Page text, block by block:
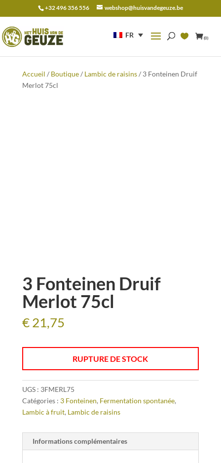
+32 496 356 556 webshop@huisvandegeuze.be
FR (0)
pour :
Accueil / Boutique/ Lambic de raisins/ 3 Fonteinen Druif
Merlot 75cl
3 Fonteinen Druif
Merlot 75cl
€21,75
RUPTURE DE STOCK
UGS : 3FMERL75
Catégories : 3 Fonteinen, Fermentation spontanée,
Lambic à fruit, Lambic de raisins
Informations complémentaires